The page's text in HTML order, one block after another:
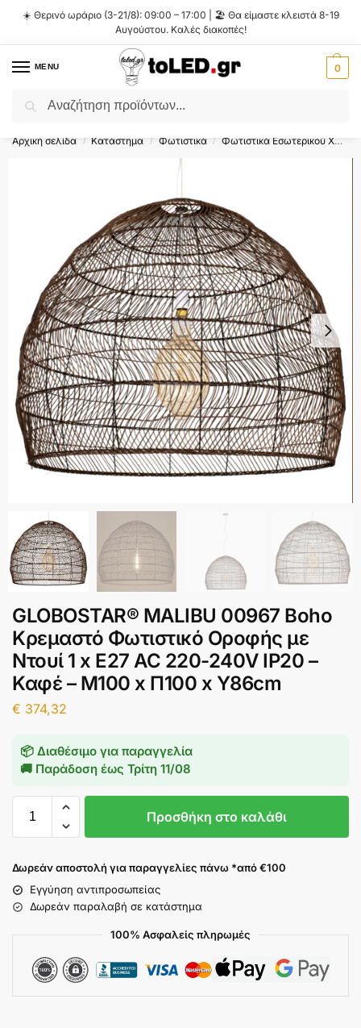
☀️ Θερινό ωράριο (3-21/8): 09:00 – 17:00 | 🏖️ Θα είμαστε κλειστά 8-19
Αυγούστου. Καλές διακοπές!
MENU 0
Flash Sale ⚡ 10% Έκπτωση με τον κωδικό
Αρχική σελίδα / Κατάστημα / Φωτιστικά / Φωτιστικά Εσωτερικού Χώρου
GLOBOSTAR® MALIBU 00967 Boho
Κρεμαστό Φωτιστικό Οροφής με
Ντουί 1 x E27 AC 220-240V IP20 –
Καφέ – Μ100 x Π100 x Y86cm
€ 374,32
📦 Διαθέσιμο για παραγγελία
🚚 Παράδοση έως Τρίτη 11/08
Προσθήκη στο καλάθι
Δωρεάν αποστολή για παραγγελίες πάνω *από €100
Εγγύηση αντιπροσωπείας
Δωρεάν παραλαβή σε κατάστημα
100% Ασφαλείς πληρωμές